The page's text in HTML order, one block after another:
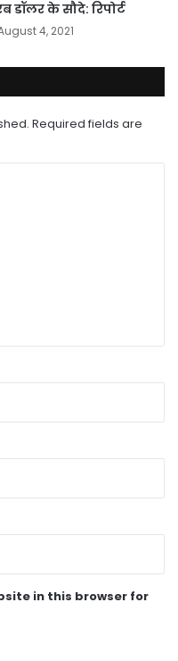
डॉलर के सौदे: रिपोर्ट
4, 2021
Required fields are
in this browser for